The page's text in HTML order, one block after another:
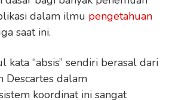
dalam ilmu pengetahuan
saat ini.
kata “absis” sendiri berasal dari
Descartes dalam
koordinat ini sangat